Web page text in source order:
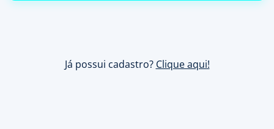
Já possui cadastro? Clique aqui!